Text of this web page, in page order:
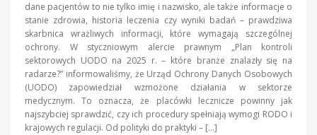
dane pacjentów to nie tylko imię i nazwisko, ale także informacje o
stanie zdrowia, historia leczenia czy wyniki badań – prawdziwa
skarbnica wrażliwych informacji, które wymagają szczególnej
ochrony. W styczniowym alercie prawnym „Plan kontroli
sektorowych UODO na 2025 r. – które branże znalazły się na
radarze?” informowaliśmy, że Urząd Ochrony Danych Osobowych
(UODO) zapowiedział wzmożone działania w sektorze
medycznym. To oznacza, że placówki lecznicze powinny jak
najszybciej sprawdzić, czy ich procedury spełniają wymogi RODO i
krajowych regulacji. Od polityki do praktyki – […]